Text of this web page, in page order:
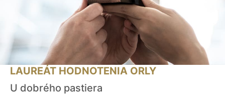
LAUREÁT HODNOTENIA ORLY
U dobrého pastiera